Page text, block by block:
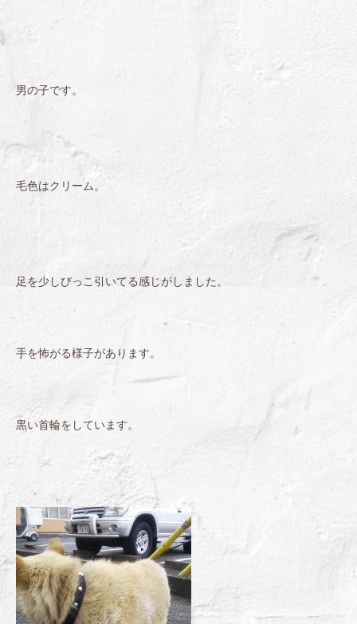
男の子です。
毛色はクリーム。
足を少しびっこ引いてる感じがしました。
手を怖がる様子があります。
黒い首輪をしています。